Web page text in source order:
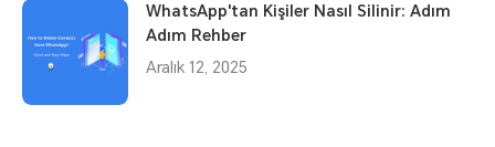
WhatsApp'tan Kişiler Nasıl Silinir: Adım
Adım Rehber
Aralık 12, 2025